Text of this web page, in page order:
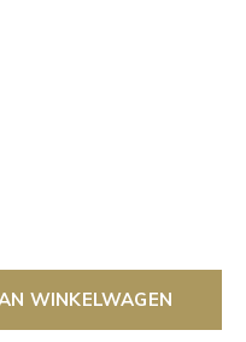
WINKELWAGEN